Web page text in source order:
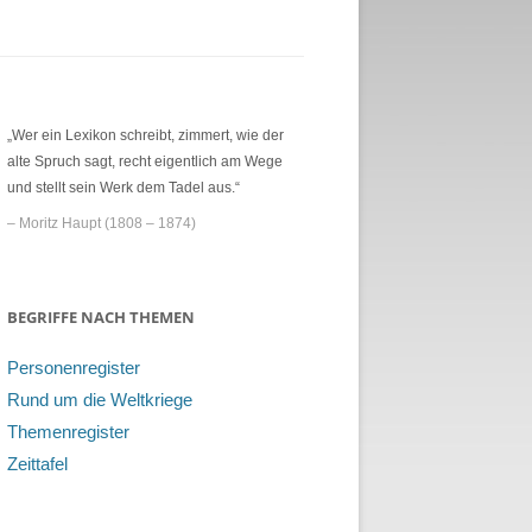
„Wer ein Lexikon schreibt, zimmert, wie der
alte Spruch sagt, recht eigentlich am Wege
und stellt sein Werk dem Tadel aus.“
– Moritz Haupt (1808 – 1874)
BEGRIFFE NACH THEMEN
Personenregister
Rund um die Weltkriege
Themenregister
Zeittafel